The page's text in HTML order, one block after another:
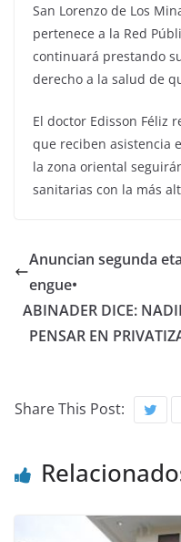
San Lorenzo de Los
pertenece a la Red
continuará prestando
derecho a la salud de
El doctor Edisson Féliz
que reciben asistencia
la zona oriental
sanitarias con la más
Anuncian segunda
engue•
ABINADER DICE:
PENSAR EN
Share This Post: